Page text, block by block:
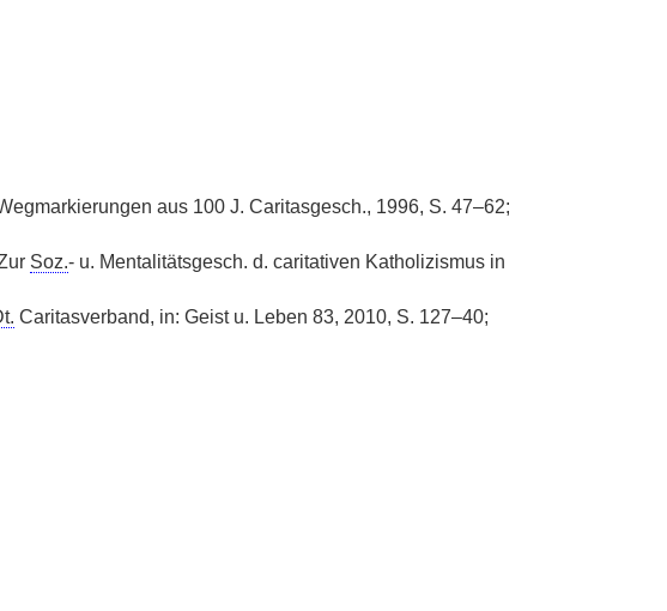
aus 100 J. Caritasgesch., 1996, S. 47–62;
Soz.- u. Mentalitätsgesch. d. caritativen Katholizismus in
Caritasverband, in: Geist u. Leben 83, 2010, S. 127–40;